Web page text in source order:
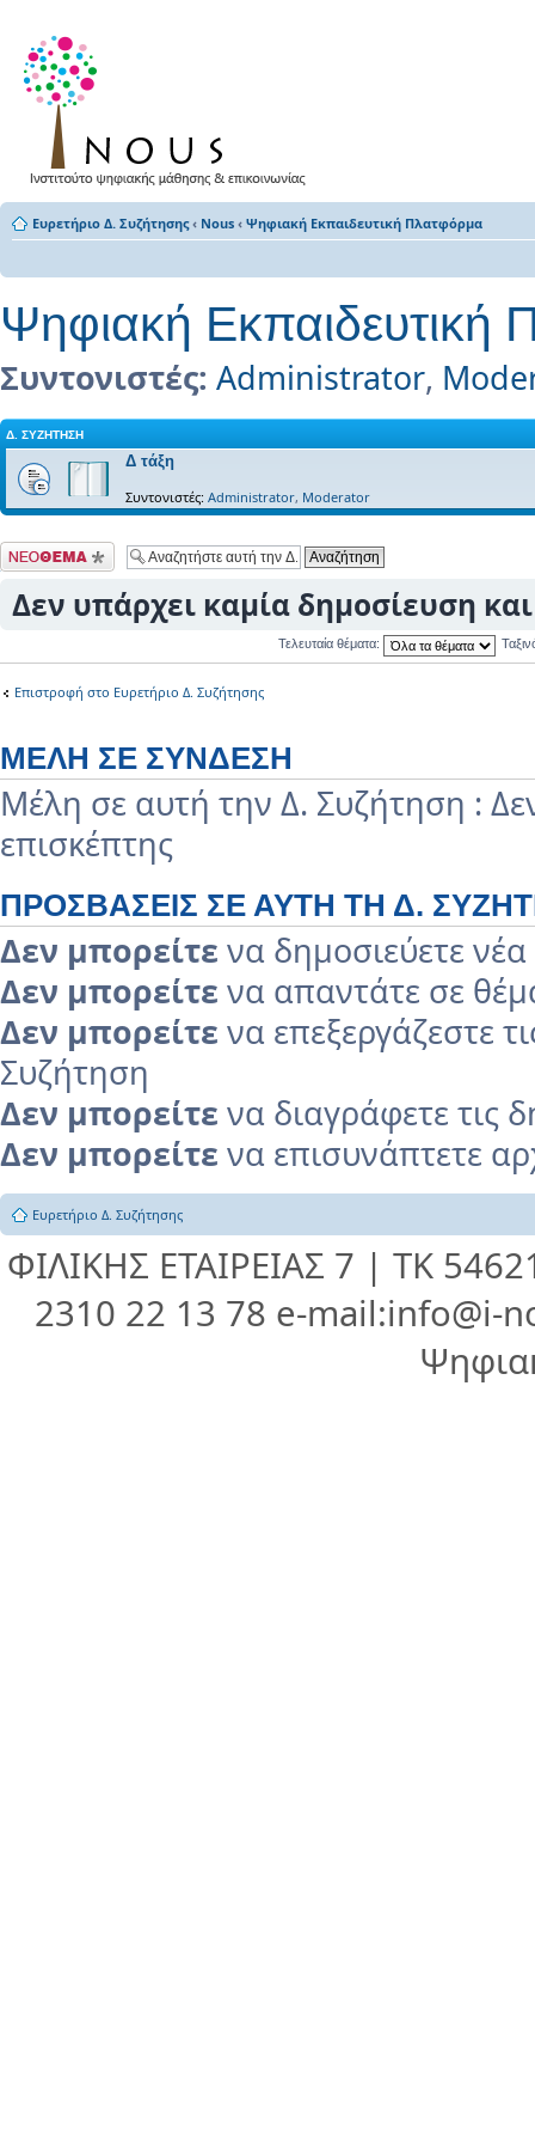
Ευρετήριο Δ. Συζήτησης ‹ Nous ‹ Ψηφιακή Εκπαιδευτική Πλατφόρμα
Ψηφιακή Εκπαιδευτική
Συντονιστές: Administrator,
Δ. ΣΥΖΉΤΗΣΗ
Δ τάξη
Συντονιστές: Administrator, Moderator
Δημιουργία νέου
θέματος
Δεν υπάρχει καμία δημοσίευση
Τελευταία θέματα:
Επιστροφή στο Ευρετήριο Δ. Συζήτησης
ΜΈΛΗ ΣΕ ΣΎΝΔΕΣΗ
Μέλη σε αυτή την Δ. Συζήτηση :
επισκέπτης
ΠΡΟΣΒΆΣΕΙΣ ΣΕ ΑΥΤΉ ΤΗ Δ.
Δεν μπορείτε να δημοσιεύετε
Δεν μπορείτε να απαντάτε σε
Δεν μπορείτε να επεξεργάζεστε
Συζήτηση
Δεν μπορείτε να διαγράφετε τις
Δεν μπορείτε να επισυνάπτετε
Ευρετήριο Δ. Συζήτησης
ΦΙΛΙΚΗΣ ΕΤΑΙΡΕΙΑΣ 7 | ΤΚ
2310 22 13 78 e-mail:info@i-